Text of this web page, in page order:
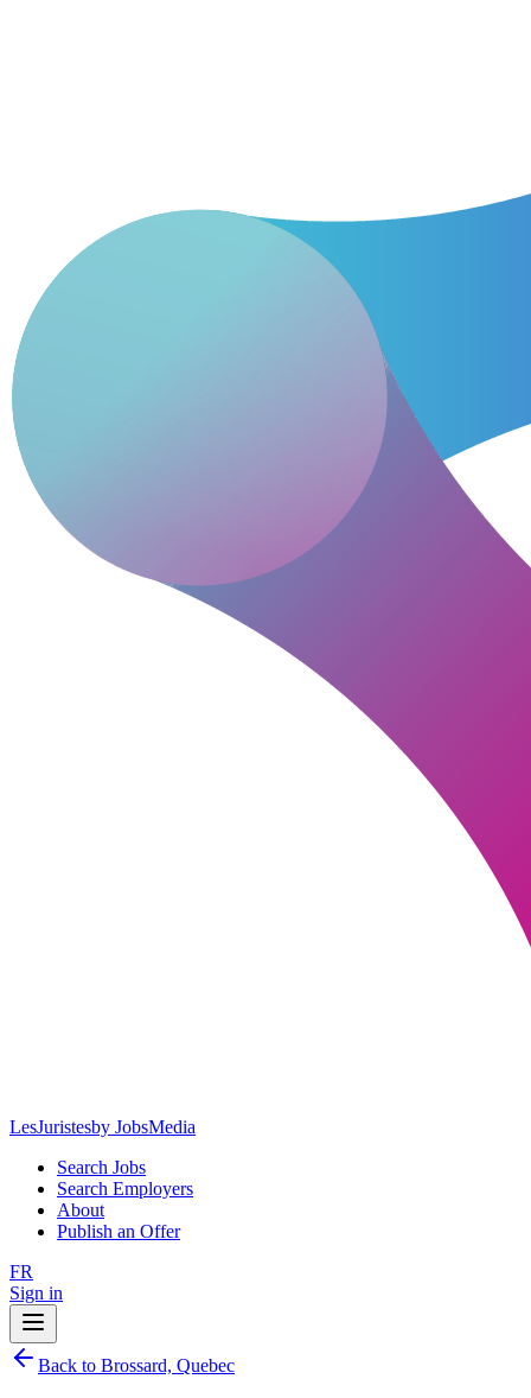
LesJuristesby JobsMedia
Search Jobs
Search Employers
About
Publish an Offer
FR
Sign in
Back to Brossard, Quebec